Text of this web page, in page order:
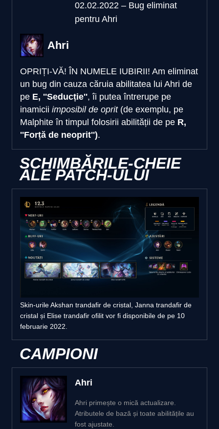
02.02.2022 – Bug eliminat
pentru Ahri
Ahri
OPRIȚI-VĂ! ÎN NUMELE IUBIRII! Am eliminat
un bug din cauza căruia abilitatea lui Ahri de
pe E, ''Seducție'', îi putea întrerupe pe
inamicii imposibil de oprit(de exemplu, pe
Malphite în timpul folosirii abilității de pe R,
''Forță de neoprit'').
SCHIMBĂRILE-CHEIE
ALE PATCH-ULUI
Skin-urile Akshan trandafir de cristal, Janna trandafir de
cristal și Elise trandafir ofilit vor fi disponibile de pe 10
februarie 2022.
CAMPIONI
Ahri
Ahri primește o mică actualizare.
Atributele de bază și toate abilitățile au
fost ajustate.